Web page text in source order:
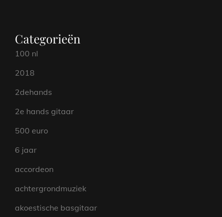
Categorieën
100 nl
2018
2dehands
2e hands gitaar
500 euro
6 jaar
accordeon
achtergrondmuziek
akoestische basgitaar